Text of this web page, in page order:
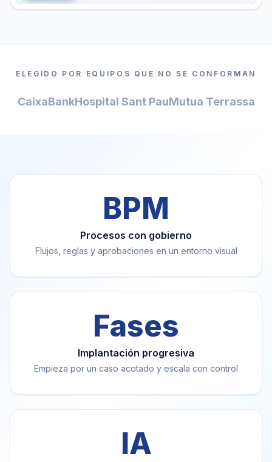
ELEGIDO POR EQUIPOS QUE NO SE CONFORMAN
CaixaBankHospital Sant PauMutua Terrassa
BPM
Procesos con gobierno
Flujos, reglas y aprobaciones en un entorno visual
Fases
Implantación progresiva
Empieza por un caso acotado y escala con control
IA